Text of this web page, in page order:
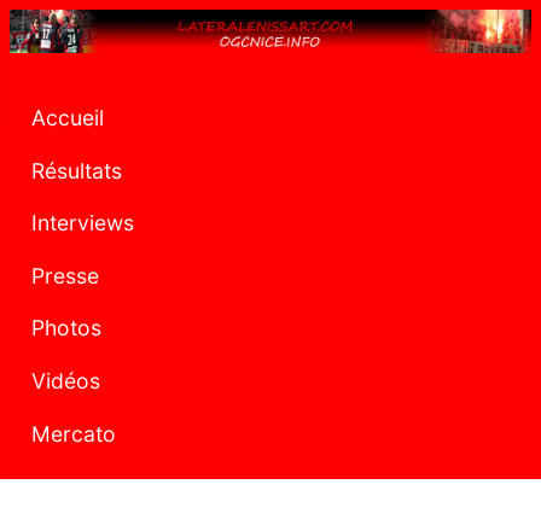
Accueil
Résultats
Interviews
Presse
Photos
Vidéos
Mercato